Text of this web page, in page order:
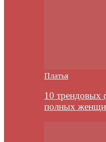
Платья
10 трендовых
полных